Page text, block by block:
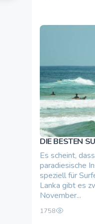
DIE BESTEN
Es scheint,
paradiesische
speziell für
Lanka gibt es
November...
1758